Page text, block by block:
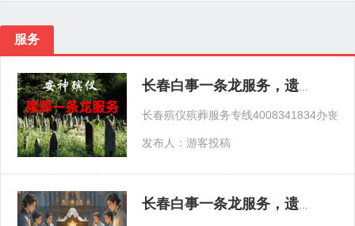
服务
长春白事一条龙服务，遗体告别，追悼会
长春殡仪殡葬服务专线4008341834办丧
发布人：游客投稿
长春白事一条龙服务，遗体告别，追悼会